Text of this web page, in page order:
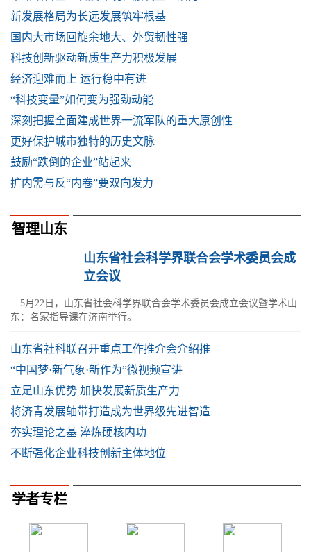
新发展格局为长远发展筑牢根基
国内大市场回旋余地大、外贸韧性强
科技创新驱动新质生产力积极发展
经济迎难而上 运行稳中有进
“科技变量”如何变为强劲动能
深刻把握全面建成世界一流军队的重大原创性
更好保护城市独特的历史文脉
鼓励“跌倒的企业”站起来
扩内需与反“内卷”要双向发力
智理山东
山东省社会科学界联合会学术委员会成
立会议
5月22日，山东省社会科学界联合会学术委员会成立会议暨学术山
东：名家指导课在济南举行。
山东省社科联召开重点工作推介会介绍推
“中国梦·新气象·新作为”微视频宣讲
立足山东优势 加快发展新质生产力
将济青发展轴带打造成为世界级先进智造
夯实理论之基 淬炼硬核内功
不断强化企业科技创新主体地位
学者专栏